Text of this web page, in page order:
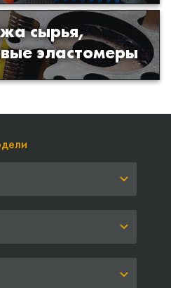
сырья,
эластомеры
для производства
из полиуретана